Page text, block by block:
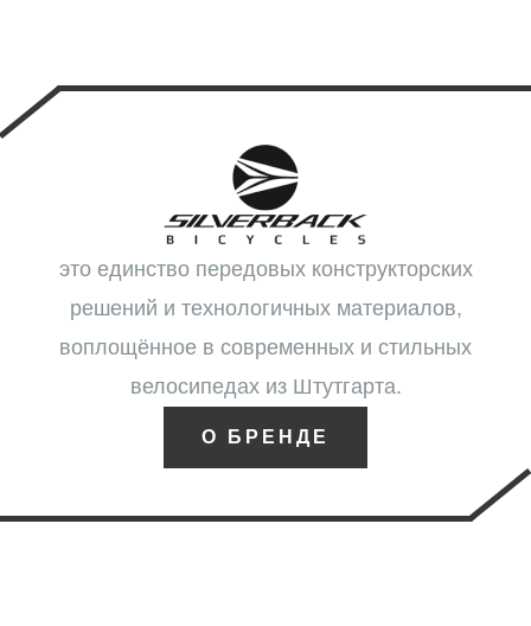
это единство передовых конструкторских
решений и технологичных материалов,
воплощённое в современных и стильных
велосипедах из Штутгарта.
О БРЕНДЕ